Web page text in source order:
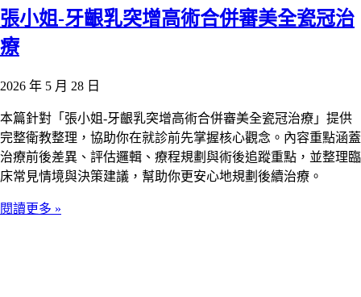
張小姐-牙齦乳突增高術合併審美全瓷冠治
療
2026 年 5 月 28 日
本篇針對「張小姐-牙齦乳突增高術合併審美全瓷冠治療」提供
完整衛教整理，協助你在就診前先掌握核心觀念。內容重點涵蓋
治療前後差異、評估邏輯、療程規劃與術後追蹤重點，並整理臨
床常見情境與決策建議，幫助你更安心地規劃後續治療。
閱讀更多 »